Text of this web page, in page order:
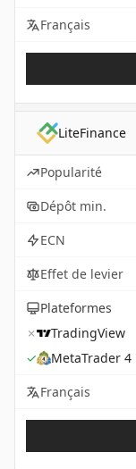
Français
LiteFinance
Popularité
Dépôt min.
ECN
Effet de levier
Plateformes
✗
TradingView
✓
MetaTrader 4
Français